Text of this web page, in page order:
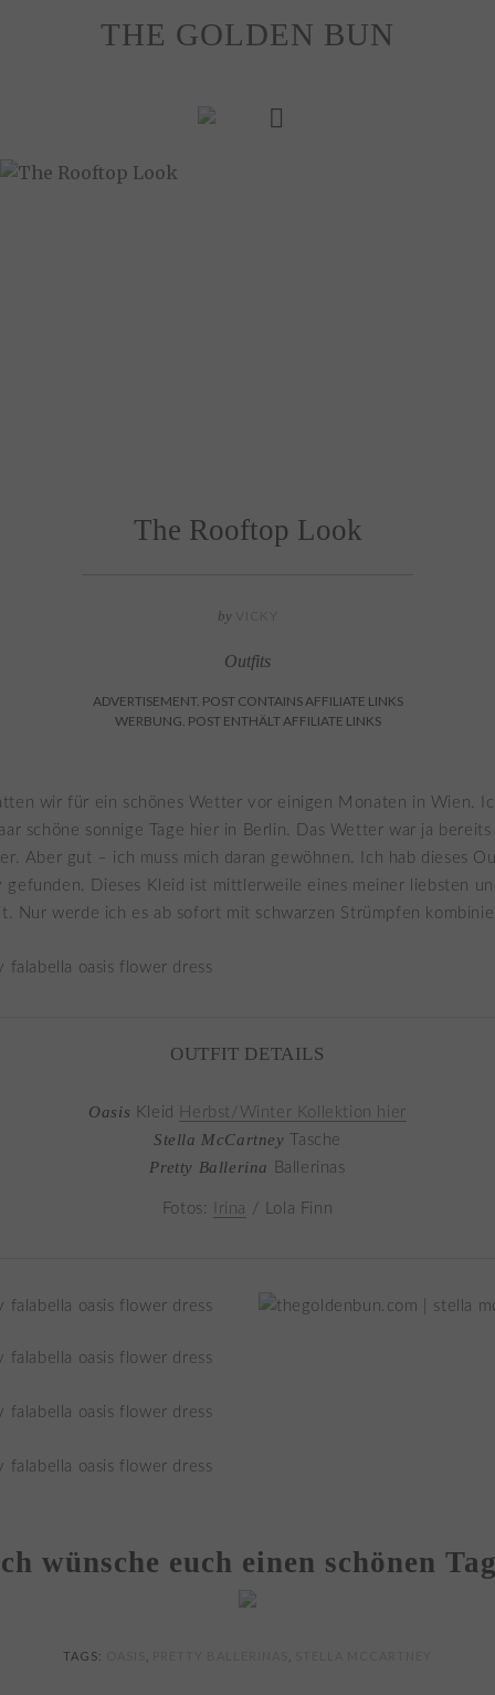
THE GOLDEN BUN
The Rooftop Look
by
Outfits
ADVERTISEMENT. POST CONTAINS AFFILIATE LINKS
WERBUNG. POST ENTHÄLT AFFILIATE LINKS
wir für ein schönes Wetter vor einigen Monaten in Wien.
schöne sonnige Tage hier in Berlin. Das Wetter war ja
Aber gut – ich muss mich daran gewöhnen. Ich hab dieses
gefunden. Dieses Kleid ist mittlerweile eines meiner liebsten
Nur werde ich es ab sofort mit schwarzen Strümpfen
OUTFIT DETAILS
Oasis Kleid Herbst/Winter Kollektion hier
Stella McCartney Tasche
Pretty Ballerina Ballerinas
Fotos: Irina / Lola Finn
wünsche euch einen schönen
TAGS: